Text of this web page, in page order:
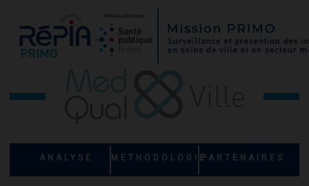
ANALYSE METHODOLOGIEPARTENAIRES